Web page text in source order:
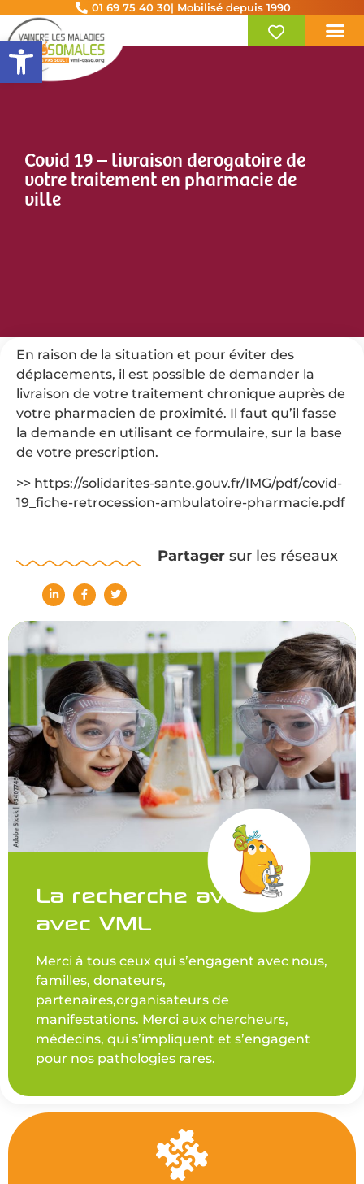
Ouvrir la barre d’outils
01 69 75 40 30| Mobilisé depuis 1990
Covid 19 – livraison derogatoire de
votre traitement en pharmacie de
ville
En raison de la situation et pour éviter des
déplacements, il est possible de demander la
livraison de votre traitement chronique auprès de
votre pharmacien de proximité. Il faut qu’il fasse
la demande en utilisant ce formulaire, sur la base
de votre prescription.
>> https://solidarites-sante.gouv.fr/IMG/pdf/covid-
19_fiche-retrocession-ambulatoire-pharmacie.pdf
Partagersur les réseaux
La recherche avance
avec VML
Merci à tous ceux qui s’engagent avec nous,
familles, donateurs,
partenaires,organisateurs de
manifestations. Merci aux chercheurs,
médecins, qui s’impliquent et s’engagent
pour nos pathologies rares.